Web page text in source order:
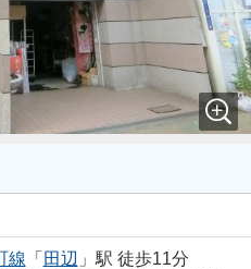
線 「 田辺 」駅 徒歩11分